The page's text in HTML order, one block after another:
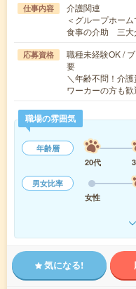
仕事内容
介護関連
＜グループホー
食事の介助 三大
応募資格
職種未経験OK /
要
＼年齢不問！介
ワーカーの方も
職場の雰囲気
年齢層
20代
男女比率
女性
気になる!